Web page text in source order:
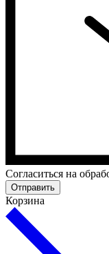
Cогласиться на
Отправить
Корзина